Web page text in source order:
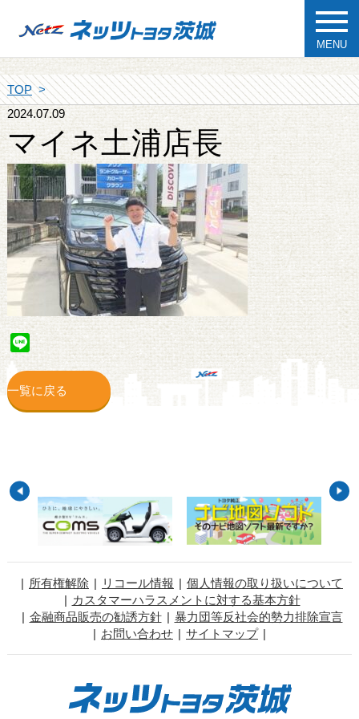
MENU
TOP
2024.07.09
マイネ土浦店長
Line
一覧に戻る
所有権解除 リコール情報
個人情報の取り扱いについて
カスタマーハラスメントに対する基本方針
金融商品販売の勧誘方針
暴力団等反社会的勢力排除宣言
お問い合わせ
サイトマップ